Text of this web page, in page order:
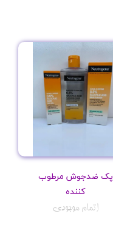
پک ضدجوش مرطوب
کننده
اتمام موجودی